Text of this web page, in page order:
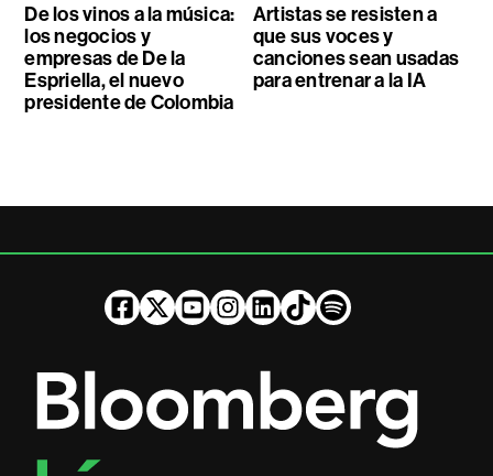
De los vinos a la música:
los negocios y
empresas de De la
Espriella, el nuevo
presidente de Colombia
Artistas se resisten a
que sus voces y
canciones sean usadas
para entrenar a la IA